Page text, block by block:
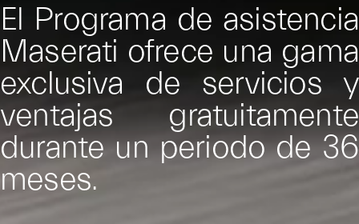
El Programa de asistencia
Maserati ofrece una gama
exclusiva de servicios y
ventajas gratuitamente
durante un periodo de 36
meses.